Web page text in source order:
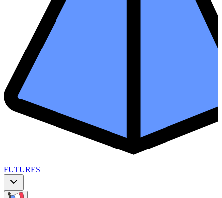
FUTURES